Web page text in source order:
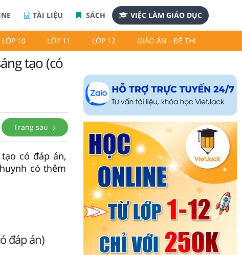
TÀI LIỆU SÁCH VIỆC LÀM GIÁO DỤC
LỚP 10 LỚP 11 LỚP 12 GIÁO ÁN - ĐỀ THI
tạo (có
Trang sau
có đáp án,
có thêm
đáp án)